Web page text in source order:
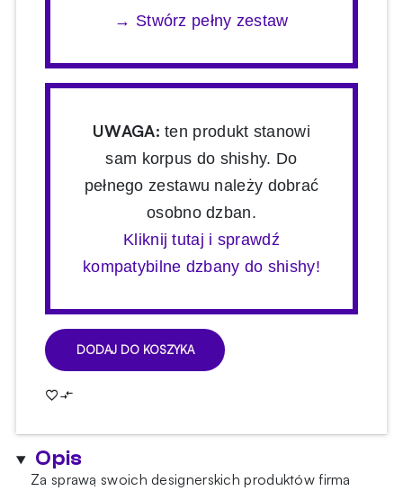
→ Stwórz pełny zestaw
UWAGA: ten produkt stanowi
sam korpus do shishy. Do
pełnego zestawu należy dobrać
osobno dzban.
Kliknij tutaj i sprawdź
kompatybilne dzbany do shishy!
ilość
Mamay
Mini
Anod
Black-
DODAJ DO KOSZYKA
Opis
Za sprawą swoich designerskich produktów firma